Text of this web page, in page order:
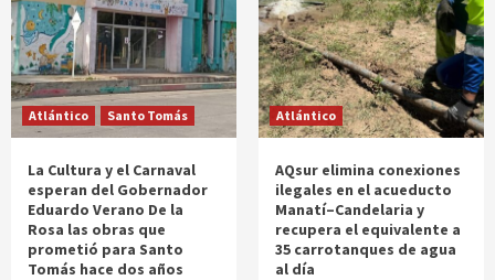
Atlántico Santo Tomás
La Cultura y el Carnaval
esperan del Gobernador
Eduardo Verano De la
Rosa las obras que
prometió para Santo
Tomás hace dos años
Atlántico
AQsur elimina conexiones
ilegales en el acueducto
Manatí–Candelaria y
recupera el equivalente a
35 carrotanques de agua
al día